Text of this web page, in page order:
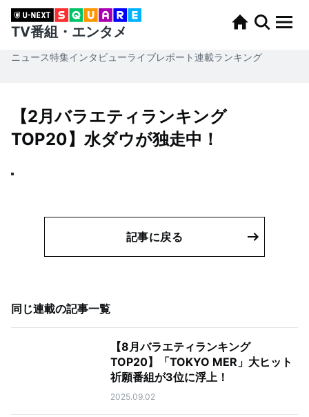
TV番組・エンタメ
ニュース特集インタビューライブレポート連載ランキング
【2月バラエティランキング
TOP20】水ダウが独走中！
記事に戻る
同じ連載の記事一覧
【8月バラエティランキング
TOP20】「TOKYO MER」大ヒット
祈願番組が3位に浮上！
2025.09.02